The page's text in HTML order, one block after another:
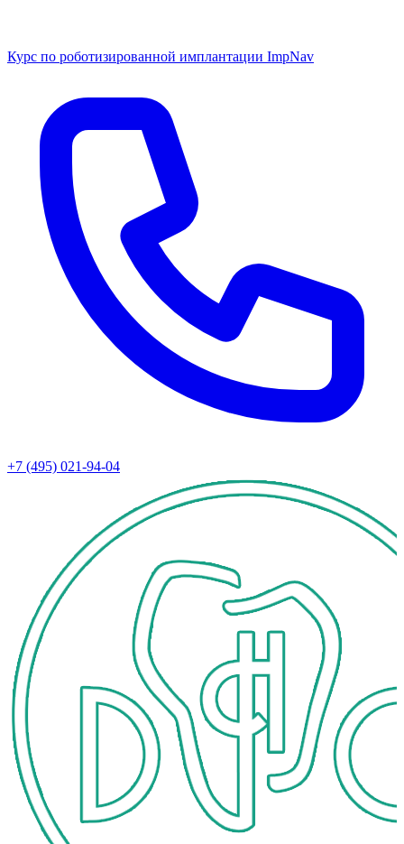
Курс по роботизированной имплантации ImpNav
+7 (495) 021-94-04